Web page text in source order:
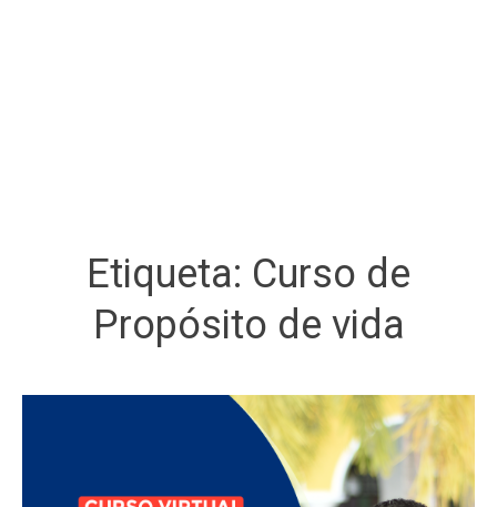
Etiqueta: Curso de
Propósito de vida